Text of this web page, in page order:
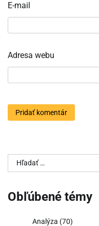
E-mail
Adresa webu
Hľadať:
Obľúbené témy
Analýza (70)